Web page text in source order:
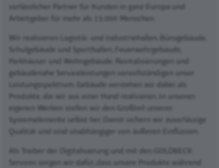
verlässlicher Partner für Kunden in ganz Europa und
Arbeitgeber für mehr als 13.000 Menschen.
Wir realisieren Logistik- und Industriehallen, Bürogebäude,
Schulgebäude und Sporthallen, Feuerwehrgebäude,
Parkhäuser und Wohngebäude. Revitalisierungen und
gebäudenahe Serviceleistungen vervollständigen unser
Leistungsspektrum. Gebäude verstehen wir dabei als
Produkte, die wir aus einer Hand realisieren. In unseren
eigenen Werken stellen wir den Großteil unserer
Systemelemente selbst her. Damit sichern wir zuverlässige
Qualität und sind unabhängiger von äußeren Einflüssen.
Als Treiber der Digitalisierung und mit den GOLDBECK
Services sorgen wir dafür, dass unsere Produkte während